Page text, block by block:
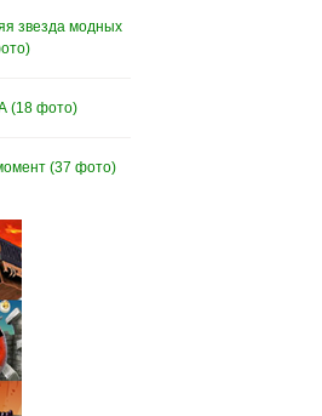
звезда модных
(18 фото)
(37 фото)